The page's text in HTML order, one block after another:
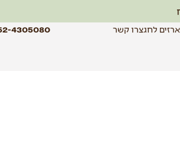
לחגצרו קשר 4305080